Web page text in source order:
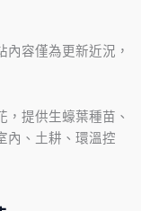
內容僅為更新近況，
提供生蠔葉種苗、
內、土耕、環溫控